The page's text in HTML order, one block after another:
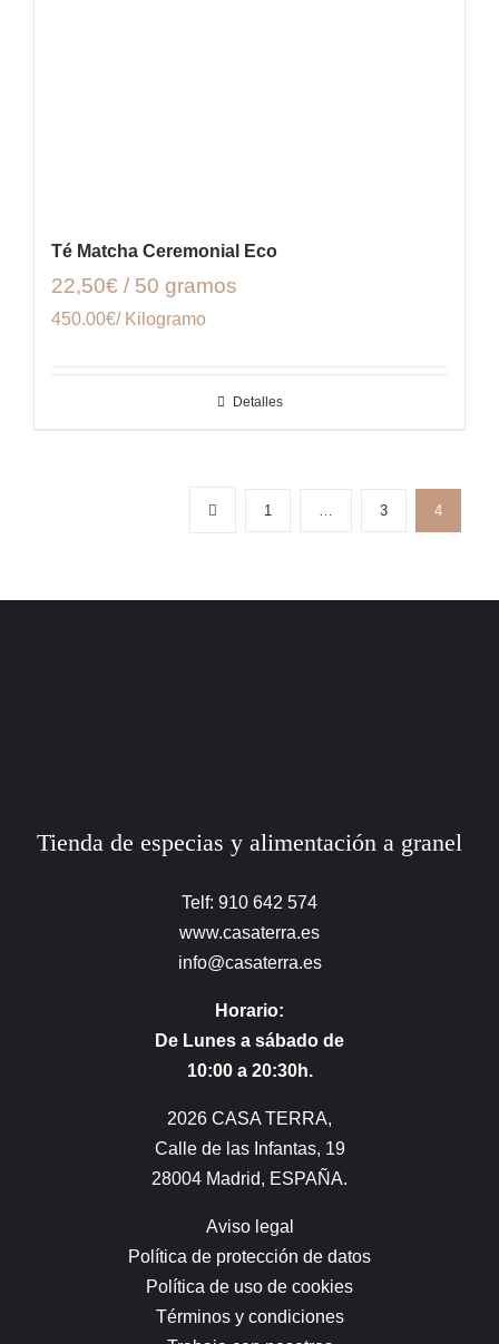
Té Matcha Ceremonial Eco
22,50€ / 50 gramos
450.00€/ Kilogramo
Detalles
1 3 4
Tienda de especias y alimentación a granel
Telf: 910 642 574
www.casaterra.es
info@casaterra.es
Horario:
De Lunes a sábado de
10:00 a 20:30h.
2026 CASA TERRA,
Calle de las Infantas, 19
28004 Madrid, ESPAÑA.
Aviso legal
Política de protección de datos
Política de uso de cookies
Términos y condiciones